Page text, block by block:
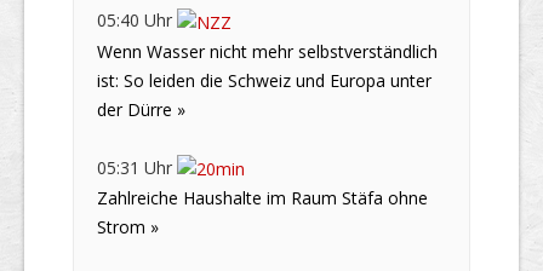
05:40 Uhr
Wenn Wasser nicht mehr selbstverständlich
ist: So leiden die Schweiz und Europa unter
der Dürre »
05:31 Uhr
Zahlreiche Haushalte im Raum Stäfa ohne
Strom »